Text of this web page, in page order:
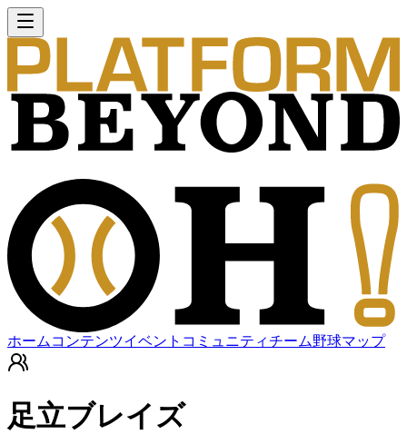
ホーム コンテンツイベント コミュニティチーム野球マップ
足立ブレイズ